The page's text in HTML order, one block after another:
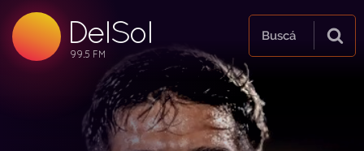
DelSol
99.5 FM
99.5 FM
99.5 FM
Buscá